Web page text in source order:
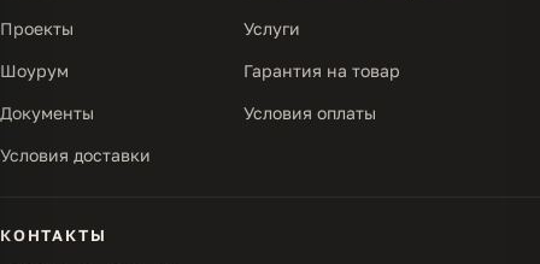
Проекты Услуги
Шоурум Гарантия на товар
Документы Условия оплаты
Условия доставки
КОНТАКТЫ